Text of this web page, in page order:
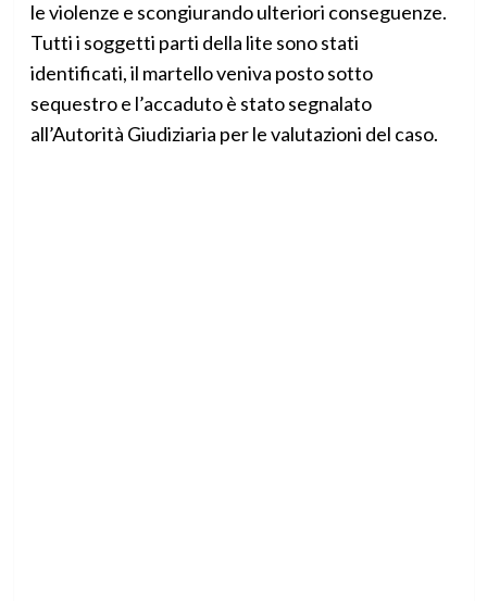
le violenze e scongiurando ulteriori conseguenze.
Tutti i soggetti parti della lite sono stati
identificati, il martello veniva posto sotto
sequestro e l’accaduto è stato segnalato
all’Autorità Giudiziaria per le valutazioni del caso.